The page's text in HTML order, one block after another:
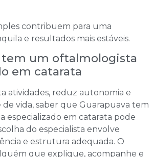
contribuem para uma
e resultados mais estáveis.
tem um oftalmologista
em catarata
atividades, reduz autonomia e
vida, saber que Guarapuava tem
especializado em catarata pode
do especialista envolve
e estrutura adequada. O
que explique, acompanhe e